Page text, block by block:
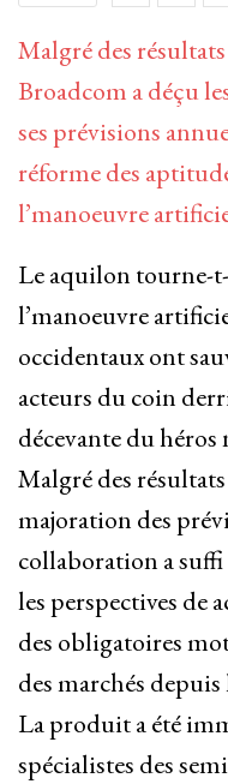
Malgré des
Broadcom a déçu
ses prévisions
réforme des
l’manoeuvre
Le aquilon tourne-
l’manoeuvre
occidentaux ont
acteurs du coin
décevante du
Malgré des
majoration des
collaboration a
les perspectives de
des obligatoires
des marchés
La produit a été
spécialistes des